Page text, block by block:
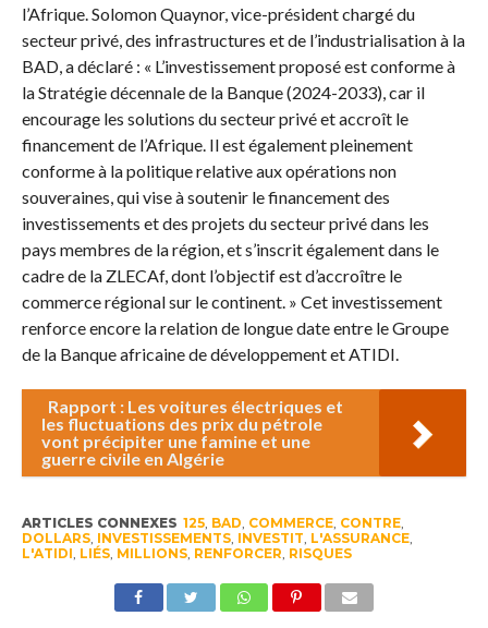
l’Afrique. Solomon Quaynor, vice-président chargé du
secteur privé, des infrastructures et de l’industrialisation à la
BAD, a déclaré : « L’investissement proposé est conforme à
la Stratégie décennale de la Banque (2024-2033), car il
encourage les solutions du secteur privé et accroît le
financement de l’Afrique. Il est également pleinement
conforme à la politique relative aux opérations non
souveraines, qui vise à soutenir le financement des
investissements et des projets du secteur privé dans les
pays membres de la région, et s’inscrit également dans le
cadre de la ZLECAf, dont l’objectif est d’accroître le
commerce régional sur le continent. » Cet investissement
renforce encore la relation de longue date entre le Groupe
de la Banque africaine de développement et ATIDI.
Rapport : Les voitures électriques et
les fluctuations des prix du pétrole
vont précipiter une famine et une
guerre civile en Algérie
ARTICLES CONNEXES 125, BAD, COMMERCE, CONTRE,
DOLLARS, INVESTISSEMENTS, INVESTIT, L'ASSURANCE,
L'ATIDI, LIÉS, MILLIONS, RENFORCER, RISQUES